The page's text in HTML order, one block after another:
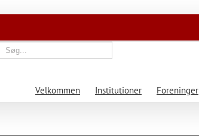
Velkommen Institutioner Foreninger